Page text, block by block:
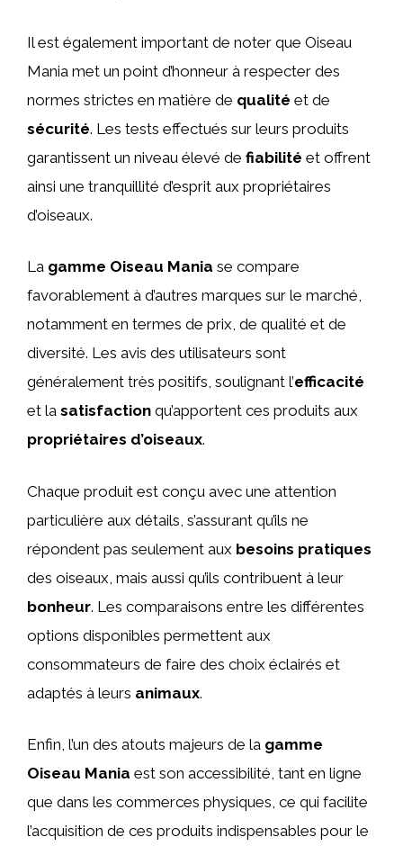
Il est également important de noter que Oiseau
Mania met un point d’honneur à respecter des
normes strictes en matière de qualité et de
sécurité. Les tests effectués sur leurs produits
garantissent un niveau élevé de fiabilité et offrent
ainsi une tranquillité d’esprit aux propriétaires
d’oiseaux.
La gamme Oiseau Mania se compare
favorablement à d’autres marques sur le marché,
notamment en termes de prix, de qualité et de
diversité. Les avis des utilisateurs sont
généralement très positifs, soulignant l’efficacité
et la satisfaction qu’apportent ces produits aux
propriétaires d’oiseaux.
Chaque produit est conçu avec une attention
particulière aux détails, s’assurant qu’ils ne
répondent pas seulement aux besoins pratiques
des oiseaux, mais aussi qu’ils contribuent à leur
bonheur. Les comparaisons entre les différentes
options disponibles permettent aux
consommateurs de faire des choix éclairés et
adaptés à leurs animaux.
Enfin, l’un des atouts majeurs de la gamme
Oiseau Mania est son accessibilité, tant en ligne
que dans les commerces physiques, ce qui facilite
l’acquisition de ces produits indispensables pour le